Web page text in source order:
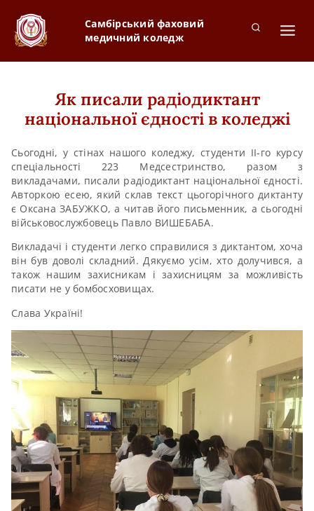
Самбірський фаховий
медичний коледж
Як писали радіодиктант
національної єдності в коледжі
Сьогодні, у стінах нашого коледжу, студенти ІІ-го курсу
спеціальності 223 Медсестринство, разом з
викладачами, писали радіодиктант національної єдності.
Авторкою есею, який склав текст цьогорічного диктанту
є Оксана ЗАБУЖКО, а читав його письменник, а сьогодні
військовослужбовець Павло ВИШЕБАБА.
Викладачі і студенти легко справилися з диктантом, хоча
він був доволі складний. Дякуємо усім, хто долучився, а
також нашим захисникам і захисницям за можливість
писати не у бомбосховищах.
Слава Україні!